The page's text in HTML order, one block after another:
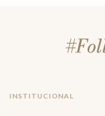
INSTITUCIONAL